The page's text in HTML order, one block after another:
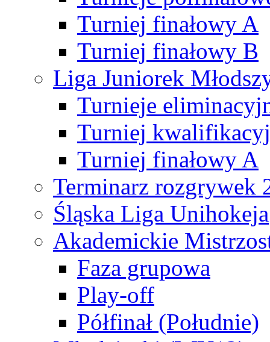
Turniej finałowy A
Turniej finałowy B
Liga Juniorek
Turnieje
Turniej
Turniej finałowy A
Terminarz rozgrywek
Śląska Liga Unihokeja
Akademickie
Faza grupowa
Play-off
Półfinał (Południe)